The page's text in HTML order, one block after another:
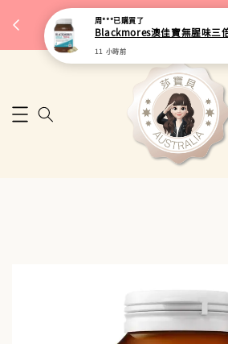
🎉 77購物節｜保健品滿額最
來去逛逛
周***已購買了
11 小時前